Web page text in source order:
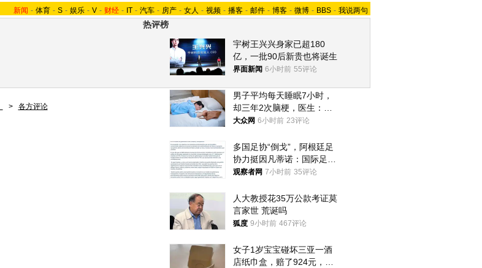
新闻 - 体育 - S - 娱乐 - V - 财经 - IT - 汽车 - 房产 - 女人 - 视频 - 播客 - 邮件 - 博客 - 微博 - BBS - 我说两句
热评榜
宇树王兴兴身家已超180
亿，一批90后新贵也将诞生
界面新闻 6小时前 55评论
男子平均每天睡眠7小时，
却三年2次脑梗，医生：这
样睡觉更伤身
大众网 6小时前 23评论
多国足协“倒戈”，阿根廷足
协力挺因凡蒂诺：国际足联
今后应继续在其领导下前行
观察者网 7小时前 35评论
人大教授花35万公款考证莫
言家世 荒诞吗
狐度 9小时前 467评论
女子1岁宝宝碰坏三亚一酒
店纸巾盒，赔了924元，发
> 各方评论